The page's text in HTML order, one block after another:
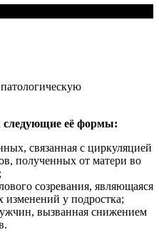
следующие её формы:
связанная с циркуляцией
полученных от матери во
созревания, являющаяся
изменений у подростка;
вызванная снижением